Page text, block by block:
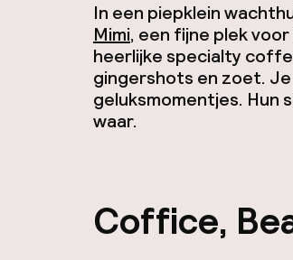
In een piepklein
Mimi, een fijne plek
heerlijke specialty
gingershots en zoet.
geluksmomentjes. Hun
waar.
Coffice,